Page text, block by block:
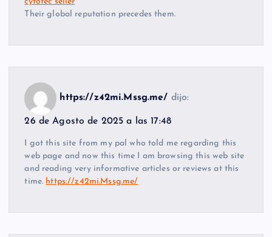
Their global reputation precedes them.
https://z42mi.Mssg.me/ dijo:
26 de Agosto de 2025 a las 17:48
I got this site from my pal who told me regarding this
web page and now this time I am browsing this web site
and reading very informative articles or reviews at this
time. https://z42mi.Mssg.me/